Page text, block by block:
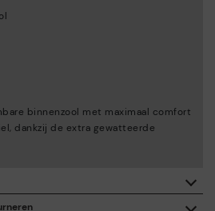
binnenzool met maximaal comfort
dankzij de extra gewatteerde
van dit product, steun je de